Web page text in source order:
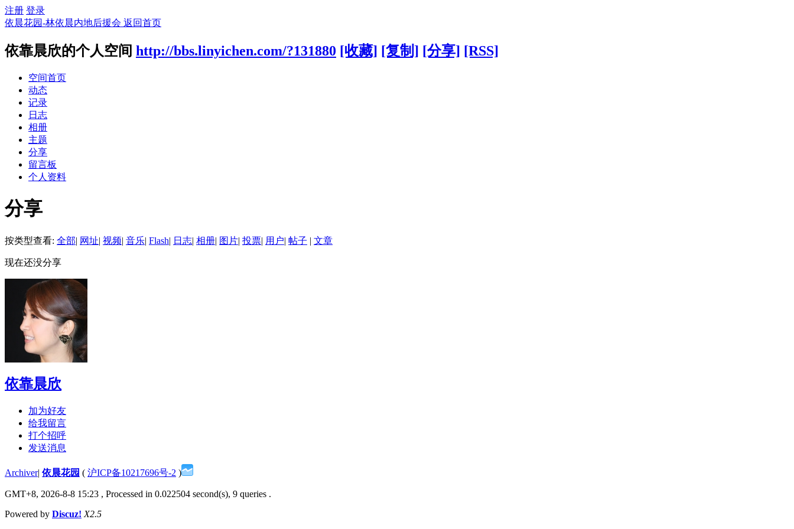
注册 登录
依晨花园-林依晨内地后援会 返回首页
依靠晨欣的个人空间 http://bbs.linyichen.com/?131880 [收藏] [复制] [分享] [RSS]
空间首页
动态
记录
日志
相册
主题
分享
留言板
个人资料
分享
按类型查看: 全部| 网址| 视频| 音乐| Flash| 日志| 相册| 图片| 投票| 用户| 帖子 | 文章
现在还没分享
依靠晨欣
加为好友
给我留言
打个招呼
发送消息
Archiver| 依晨花园 ( 沪ICP备10217696号-2 )
GMT+8, 2026-8-8 15:23 , Processed in 0.022504 second(s), 9 queries .
Powered by Discuz! X2.5